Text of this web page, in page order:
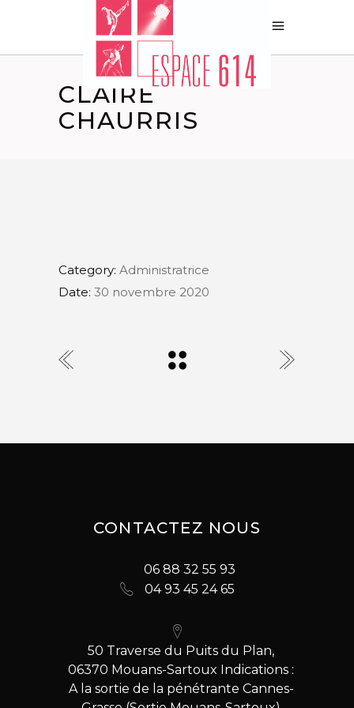
CLAIRE
CHAURRIS
Category: Administratrice
Date: 30 novembre 2020
CONTACTEZ NOUS
06 88 32 55 93
04 93 45 24 65
50 Traverse du Puits du Plan,
06370 Mouans-Sartoux Indications :
A la sortie de la pénétrante Cannes-